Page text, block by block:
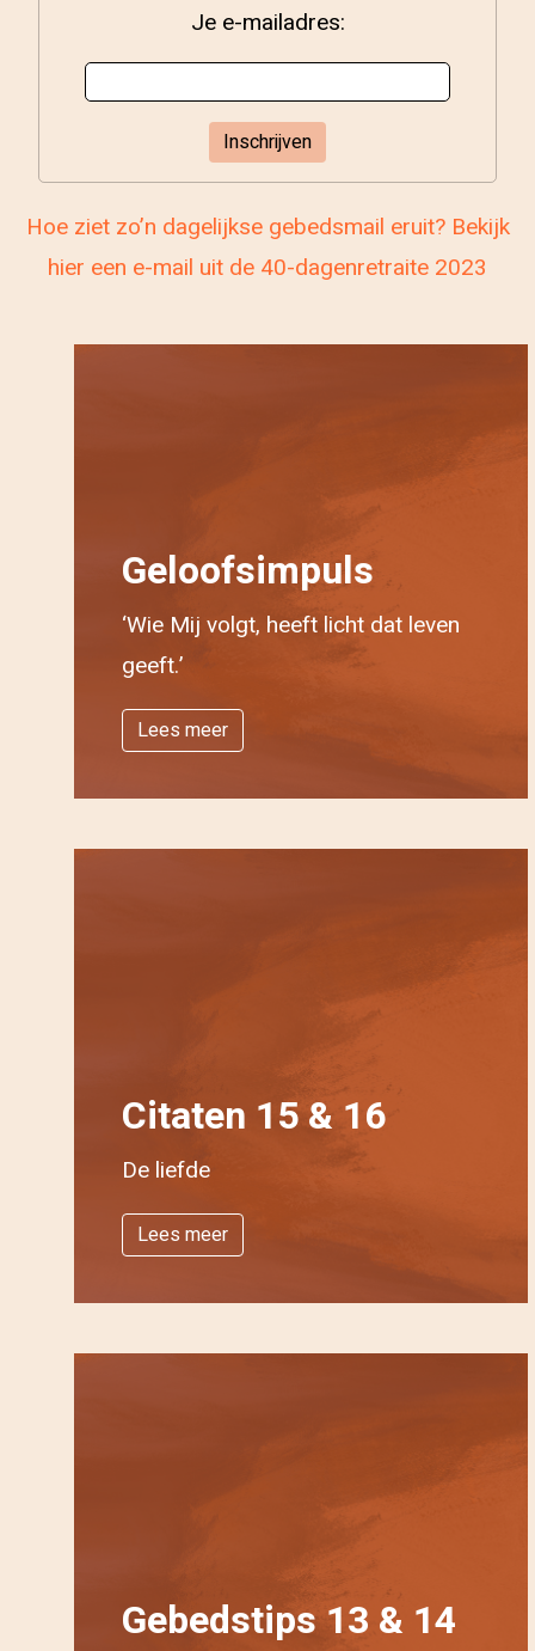
Je e-mailadres:
Hoe ziet zo’n dagelijkse gebedsmail eruit? Bekijk
hier een e-mail uit de 40-dagenretraite 2023
Geloofsimpuls
‘Wie Mij volgt, heeft licht dat leven
geeft.’
Lees meer
Citaten 15 & 16
De liefde
Lees meer
Gebedstips 13 & 14